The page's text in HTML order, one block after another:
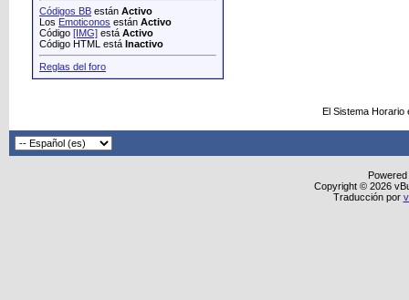
Códigos BB están Activo
Los Emoticonos están Activo
Código [IMG] está Activo
Código HTML está Inactivo
Reglas del foro
El Sistema
Copyright © 2026
Traducción por